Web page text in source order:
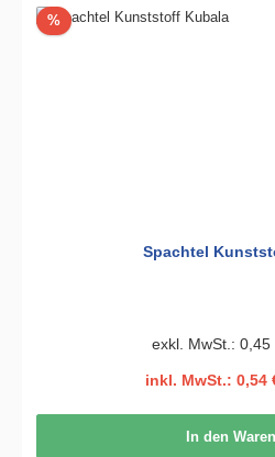
%Rabatt
Spachtel
exkl. MwSt.:
inkl. MwSt.: 0,54
In den